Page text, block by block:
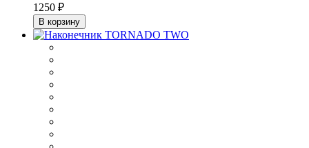
1250 ₽
В корзину